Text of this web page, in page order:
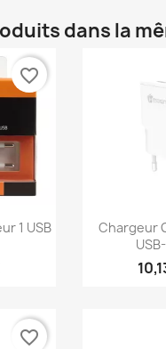
dans la
1 USB
favorite_border

Chargeur
favorite_border